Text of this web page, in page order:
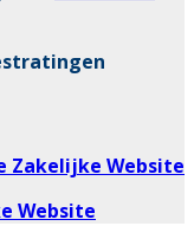
Zakelijke Website
Website